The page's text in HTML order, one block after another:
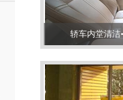
轿车内堂清洁